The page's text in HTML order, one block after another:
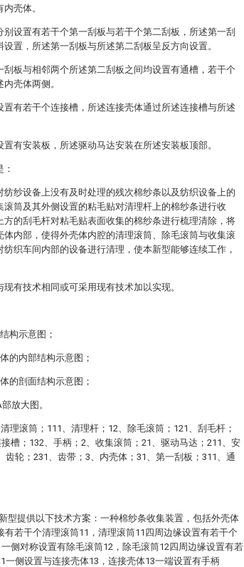
壳体。
设置有若干个第一刮板与若干个第二刮板，所述第一刮
置，所述第一刮板与所述第二刮板呈反方向设置。
刮板与相邻两个所述第二刮板之间均设置有通槽，若干个
壳体两侧。
置有若干个连接槽，所述连接壳体通过所述连接槽与所述
有安装板，所述驱动马达安装在所述安装板顶部。
纺纱设备上没有及时处理的残次棉纱条以及纺织设备上的
滚筒及其外侧设置的粘毛贴对清理杆上的棉纱条进行收
方的刮毛杆对粘毛贴表面收集的棉纱条进行梳理清除，将
体内部，使得外壳体内腔的清理滚筒、除毛滚筒与收集滚
织车间内部的设备进行清理，使本新型能够连续工作，
有技术相同或可采用现有技术加以实现。
构示意图；
的内部结构示意图；
的剖面结构示意图；
放大图。
理滚筒；111、清理杆；12、除毛滚筒；121、刮毛杆；
槽；132、手柄；2、收集滚筒；21、驱动马达；211、安
齿轮；231、齿带；3、内壳体；31、第一刮板；311、通
型提供以下技术方案：一种棉纱条收集装置，包括外壳体
有若干个清理滚筒11，清理滚筒11四周边缘设置有若干个
侧对称设置有除毛滚筒12，除毛滚筒12四周边缘设置有若
一侧设置与连接壳体13，连接壳体13一端设置有手柄